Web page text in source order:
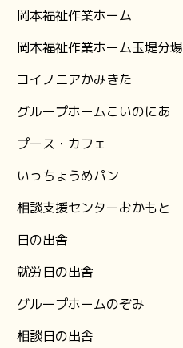
岡本福祉作業ホーム
岡本福祉作業ホーム玉堤分場
コイノニアかみきた
グループホームこいのにあ
プース・カフェ
いっちょうめパン
相談支援センターおかもと
日の出舎
就労日の出舎
グループホームのぞみ
相談日の出舎